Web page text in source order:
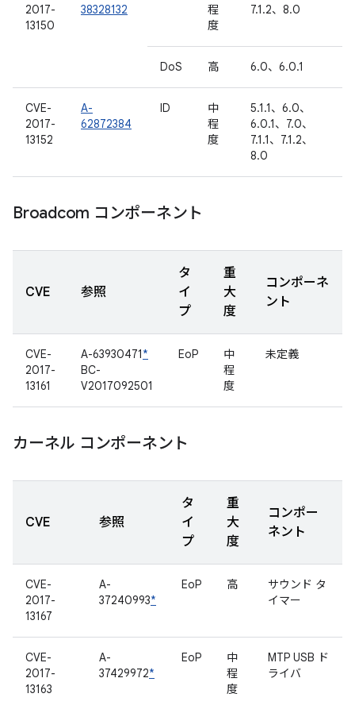
2017-
13150
38328132
程
度
7.1.2、8.0
DoS 高 6.0、6.0.1
CVE-
2017-
13152
A-
62872384
ID
中
程
度
5.1.1、6.0、
6.0.1、7.0、
7.1.1、7.1.2、
8.0
Broadcom コンポーネント
CVE 参照
タ
イ
プ
重
大
度
コンポーネ
ント
CVE-
2017-
13161
A-63930471*
BC-
V2017092501
EoP
中
程
度
未定義
カーネル コンポーネント
CVE 参照
タ
イ
プ
重
大
度
コンポー
ネント
CVE-
2017-
13167
A-
37240993*
EoP 高
サウンド タ
イマー
CVE-
2017-
13163
A-
37429972*
EoP
中
程
度
MTP USB ド
ライバ